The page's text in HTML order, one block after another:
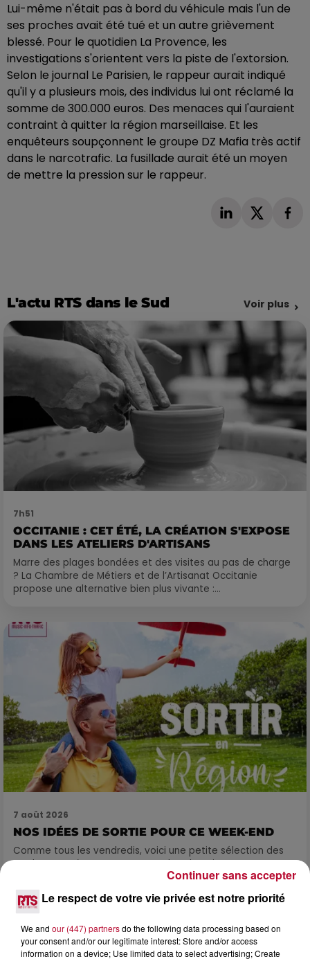
Lui-même n'était pas à bord du véhicule mais l'un de
ses proches avait été tué et un autre grièvement
blessé. Pour le quotidien La Provence, les
investigations s'orientent vers la piste de l'extorsion.
Selon le journal Le Parisien, le rappeur aurait indiqué
qu'il y a plusieurs mois, des individus lui ont réclamé la
somme de 300.000 euros. Des menaces qui l'auraient
contraint à quitter la région marseillaise. Et les
enquêteurs soupçonnent le groupe DZ Mafia très actif
dans le narcotrafic. La fusillade aurait été un moyen
de mettre la pression sur le rappeur.
L'actu RTS dans le Sud Voir plus
7h51
OCCITANIE : CET ÉTÉ, LA CRÉATION S'EXPOSE
DANS LES ATELIERS D'ARTISANS
Marre des plages bondées et des visites au pas de charge
? La Chambre de Métiers et de l’Artisanat Occitanie
propose une alternative bien plus vivante :...
7 août 2026
NOS IDÉES DE SORTIE POUR CE WEEK-END
Comme tous les vendredis, voici une petite sélection des
rendez-vous à ne pas manquer dans le coin. Que vous ayez
envie de voyager à l'autre bout du monde,...
Le respect de votre vie privée est notre priorité
We and our (447) partnersdo the following data processing based on
your consent and/or our legitimate interest: Store and/or access
information on a device; Use limited data to select advertising; Create
Continuer sans accepter